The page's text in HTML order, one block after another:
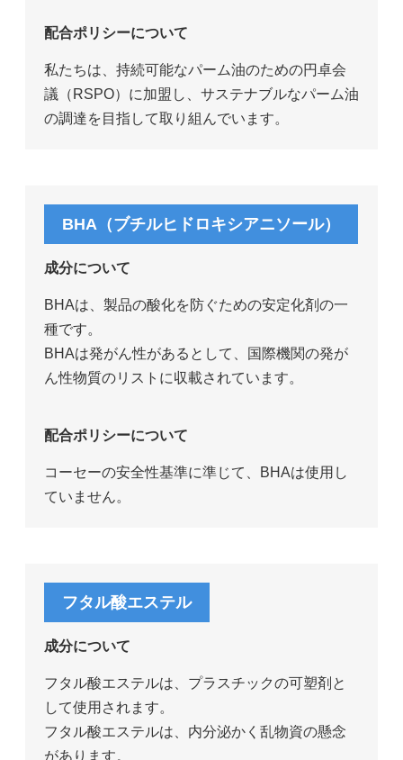
配合ポリシーについて
私たちは、持続可能なパーム油のための円卓会
議（RSPO）に加盟し、サステナブルなパーム油
の調達を目指して取り組んでいます。
BHA（ブチルヒドロキシアニソール）
成分について
BHAは、製品の酸化を防ぐための安定化剤の一
種です。
BHAは発がん性があるとして、国際機関の発が
ん性物質のリストに収載されています。
配合ポリシーについて
コーセーの安全性基準に準じて、BHAは使用し
ていません。
フタル酸エステル
成分について
フタル酸エステルは、プラスチックの可塑剤と
して使用されます。
フタル酸エステルは、内分泌かく乱物資の懸念
があります。